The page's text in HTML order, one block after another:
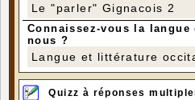
Le "parler" Gignacois 2
Connaissez-vous la langue
nous ?
Langue et littérature
Quizz à réponses